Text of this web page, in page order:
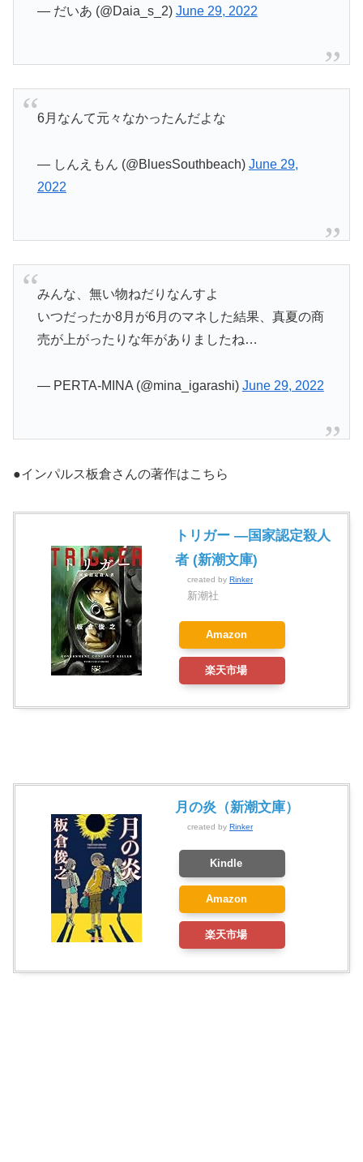
— だいあ (@Daia_s_2) June 29, 2022
6月なんて元々なかったんだよな
— しんえもん (@BluesSouthbeach) June 29,
2022
みんな、無い物ねだりなんすよ
いつだったか8月が6月のマネした結果、真夏の商
売が上がったりな年がありましたね…
— PERTA-MINA (@mina_igarashi) June 29, 2022
●インパルス板倉さんの著作はこちら
トリガー ―国家認定殺人
者 (新潮文庫)
created by Rinker
新潮社
Amazon
楽天市場
月の炎（新潮文庫）
created by Rinker
Kindle
Amazon
楽天市場